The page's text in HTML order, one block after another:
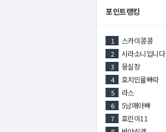
포인트랭킹
1 스카이콩콩
2 시라소니입니다
3 뭉실장
4 호치민물빠따
5 라스
6 5남매아빠
7 호린이11